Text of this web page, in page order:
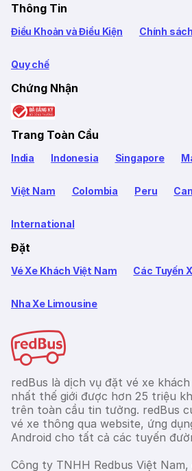
Thông Tin
Điều Khoản và Điều Kiện Chính
Quy chế
Chứng Nhận
Trang Toàn Cầu
India Indonesia Singapore
Việt Nam Colombia Peru
International
Đặt
Vé Xe Khách Việt Nam Các Tuyến
Nha Xe Limousine
redBus là dịch vụ đặt vé xe
nhất thế giới được hơn 25 triệu
trên toàn cầu tin tưởng. redBus
vé xe thông qua website, ứng
Android cho tất cả các tuyến
Công ty TNHH Redbus Việt